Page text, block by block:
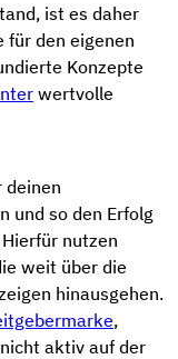
ist es daher
für den eigenen
Konzepte
wertvolle
deinen
und so den Erfolg
nutzen
weit über die
hinausgehen.
,
aktiv auf der